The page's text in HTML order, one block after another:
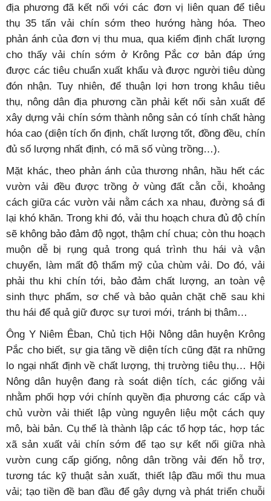
địa phương đã kết nối với các đơn vị liên quan để tiêu
thụ 35 tấn vải chín sớm theo hướng hàng hóa. Theo
phản ánh của đơn vị thu mua, qua kiểm định chất lượng
cho thấy vải chín sớm ở Krông Pắc cơ bản đáp ứng
được các tiêu chuẩn xuất khẩu và được người tiêu dùng
đón nhận. Tuy nhiên, để thuận lợi hơn trong khâu tiêu
thụ, nông dân địa phương cần phải kết nối sản xuất để
xây dựng vải chín sớm thành nông sản có tính chất hàng
hóa cao (diện tích ổn định, chất lượng tốt, đồng đều, chín
đủ số lượng nhất định, có mã số vùng trồng…).
Mặt khác, theo phản ánh của thương nhân, hầu hết các
vườn vải đều được trồng ở vùng đất cằn cỗi, khoảng
cách giữa các vườn vải nằm cách xa nhau, đường sá đi
lại khó khăn. Trong khi đó, vải thu hoạch chưa đủ độ chín
sẽ không bảo đảm độ ngọt, thậm chí chua; còn thu hoạch
muộn dễ bị rụng quả trong quá trình thu hái và vận
chuyển, làm mất độ thẩm mỹ của chùm vải. Do đó, vải
phải thu khi chín tới, bảo đảm chất lượng, an toàn vệ
sinh thực phẩm, sơ chế và bảo quản chặt chẽ sau khi
thu hái để quả giữ được sự tươi mới, tránh bị thâm…
Ông Y Niêm Êban, Chủ tịch Hội Nông dân huyện Krông
Pắc cho biết, sự gia tăng về diện tích cũng đặt ra những
lo ngại nhất định về chất lượng, thị trường tiêu thụ… Hội
Nông dân huyện đang rà soát diện tích, các giống vải
nhằm phối hợp với chính quyền địa phương các cấp và
chủ vườn vải thiết lập vùng nguyên liệu một cách quy
mô, bài bản. Cụ thể là thành lập các tổ hợp tác, hợp tác
xã sản xuất vải chín sớm để tạo sự kết nối giữa nhà
vườn cung cấp giống, nông dân trồng vải đến hỗ trợ,
tương tác kỹ thuật sản xuất, thiết lập đầu mối thu mua
vải; tạo tiền đề ban đầu để gây dựng và phát triển chuỗi